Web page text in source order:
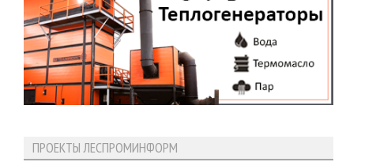
ПРОЕКТЫ ЛЕСПРОМИНФОРМ